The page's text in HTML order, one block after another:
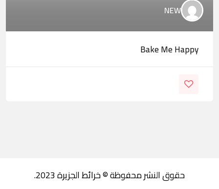
NEW
Bake Me Happy
حقوق النشر محفوظة © خرائط الجزيرة 2023.